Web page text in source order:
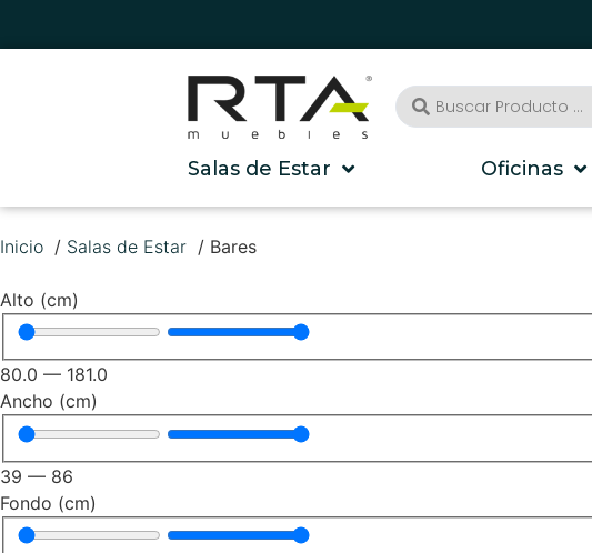
Salas de Estar Oficinas
Inicio Salas de Estar Bares
Alto (cm)
80.0 — 181.0
Ancho (cm)
39 — 86
Fondo (cm)